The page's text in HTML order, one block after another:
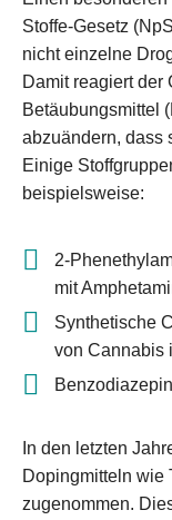
Stoffe-Gesetz
nicht einzelne
Damit reagiert der
Betäubungsmittel
abzuändern, dass
Einige
beispielsweise:
2-
mit
Synthetische
von Cannabis
In den letzten
Dopingmitteln wie
zugenommen.